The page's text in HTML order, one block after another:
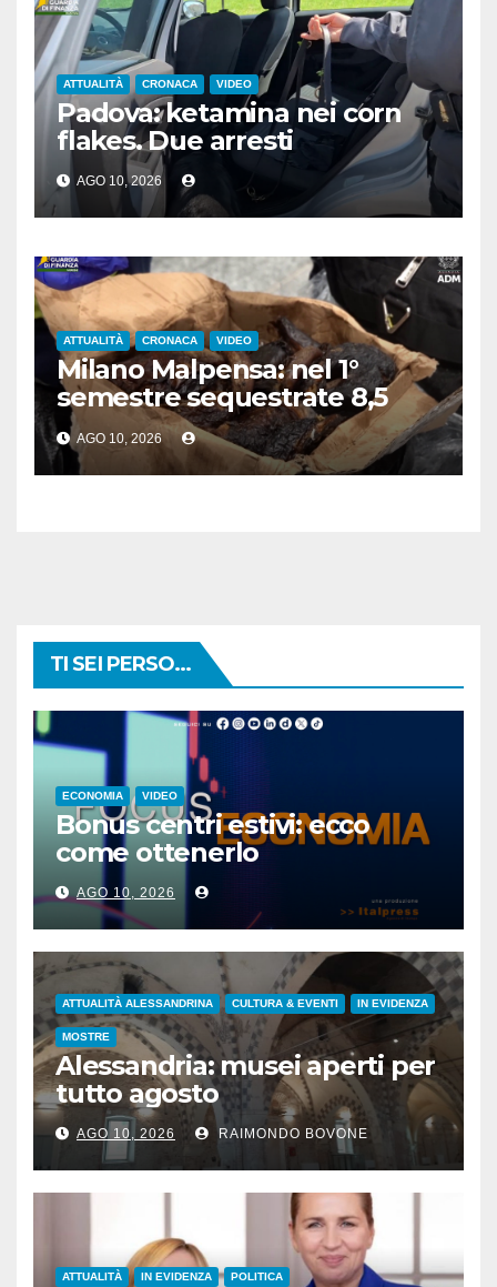
ATTUALITÀ CRONACA VIDEO
Padova: ketamina nei corn
flakes. Due arresti
AGO 10, 2026
ATTUALITÀ CRONACA VIDEO
Milano Malpensa: nel 1°
semestre sequestrate 8,5
tonnellate di cibo fuori
norma
AGO 10, 2026
TI SEI PERSO...
ECONOMIA VIDEO
Bonus centri estivi: ecco
come ottenerlo
AGO 10, 2026
ATTUALITÀ ALESSANDRINA CULTURA & EVENTI IN EVIDENZA
MOSTRE
Alessandria: musei aperti per
tutto agosto
AGO 10, 2026 RAIMONDO BOVONE
ATTUALITÀ IN EVIDENZA POLITICA